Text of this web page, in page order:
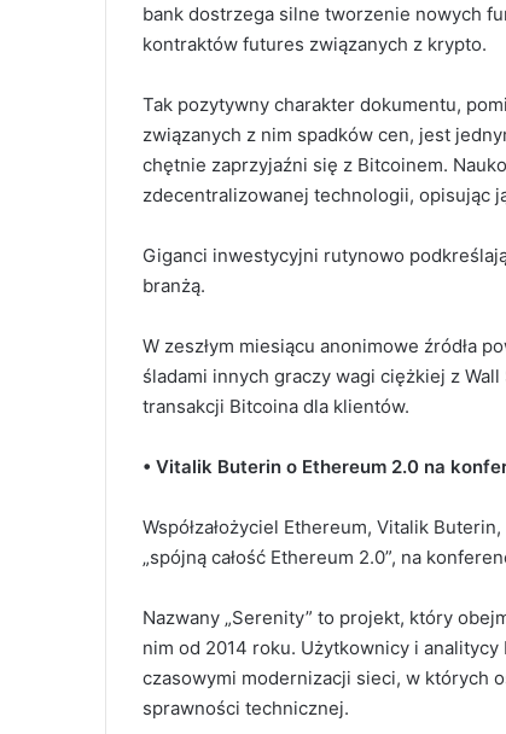
bank dostrzega silne tworzenie nowych
kontraktów futures związanych z krypto.
Tak pozytywny charakter dokumentu,
związanych z nim spadków cen, jest
chętnie zaprzyjaźni się z Bitcoinem.
zdecentralizowanej technologii, opisując
Giganci inwestycyjni rutynowo
branżą.
W zeszłym miesiącu anonimowe źródła
śladami innych graczy wagi ciężkiej z
transakcji Bitcoina dla klientów.
• Vitalik Buterin o Ethereum 2.0 na
Współzałożyciel Ethereum, Vitalik
„spójną całość Ethereum 2.0”, na
Nazwany „Serenity” to projekt, który
nim od 2014 roku. Użytkownicy i
czasowymi modernizacji sieci, w których
sprawności technicznej.